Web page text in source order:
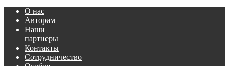
О нас
Авторам
Наши
партнеры
Контакты
Сотрудничество